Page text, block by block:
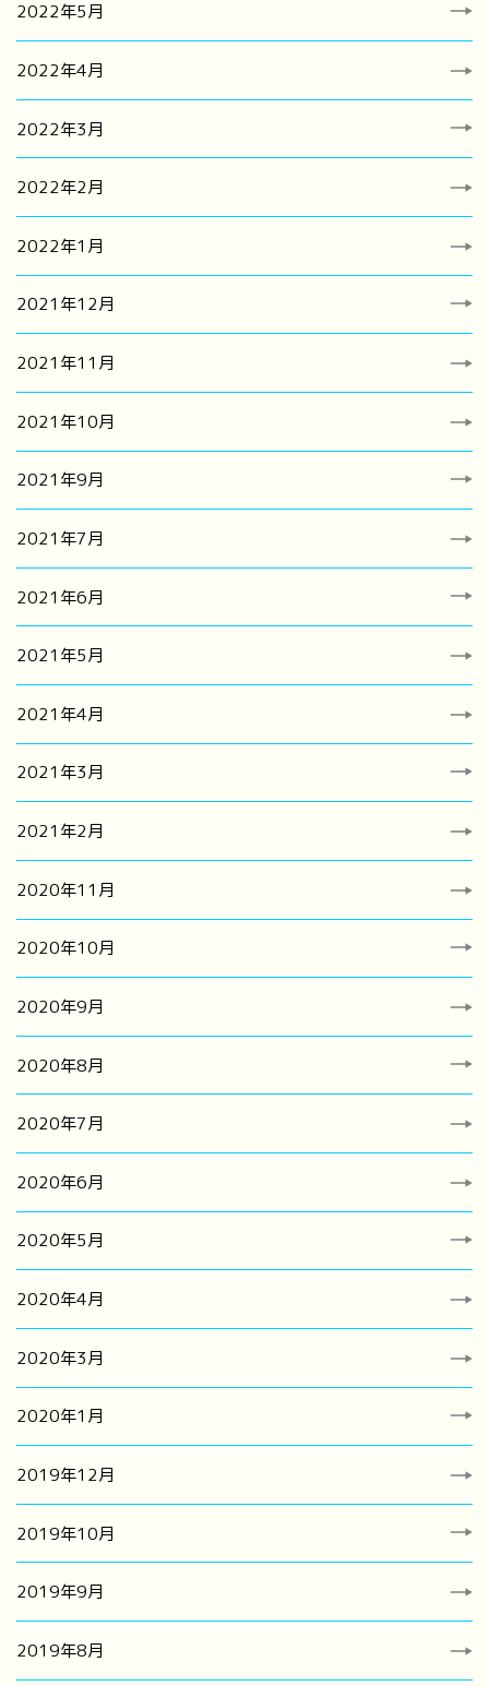
2022年5月
2022年4月
2022年3月
2022年2月
2022年1月
2021年12月
2021年11月
2021年10月
2021年9月
2021年7月
2021年6月
2021年5月
2021年4月
2021年3月
2021年2月
2020年11月
2020年10月
2020年9月
2020年8月
2020年7月
2020年6月
2020年5月
2020年4月
2020年3月
2020年1月
2019年12月
2019年10月
2019年9月
2019年8月